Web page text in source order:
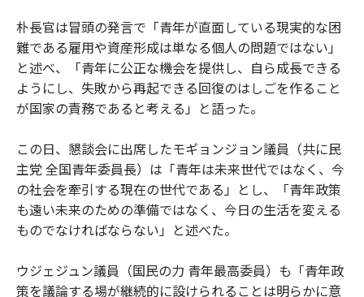
朴長官は冒頭の発言で「青年が直面している現実的な困
難である雇用や資産形成は単なる個人の問題ではない」
と述べ、「青年に公正な機会を提供し、自ら成長できる
ようにし、失敗から再起できる回復のはしごを作ること
が国家の責務であると考える」と語った。
この日、懇談会に出席したモギョンジョン議員（共に民
主党 全国青年委員長）は「青年は未来世代ではなく、今
の社会を牽引する現在の世代である」とし、「青年政策
も遠い未来のための準備ではなく、今日の生活を変える
ものでなければならない」と述べた。
ウジェジュン議員（国民の力 青年最高委員）も「青年政
策を議論する場が継続的に設けられることは明らかに意